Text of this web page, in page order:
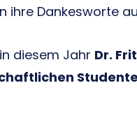
ihre Dankesworte
diesem Jahr Dr.